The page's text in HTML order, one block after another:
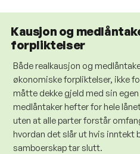
Kausjon og
forpliktelser
Både realkausjon og
økonomiske forpliktelser, ikke
måtte dekke gjeld med sin
medlåntaker hefter for hele
uten at alle parter forstår
hvordan det slår ut hvis inntekt
samboerskap tar slutt.